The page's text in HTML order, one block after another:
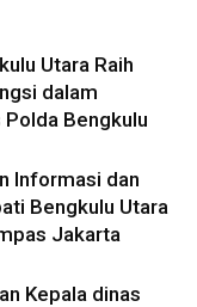
Utara Raih
dalam
Bengkulu
Informasi dan
Bengkulu Utara
Jakarta
Kepala dinas